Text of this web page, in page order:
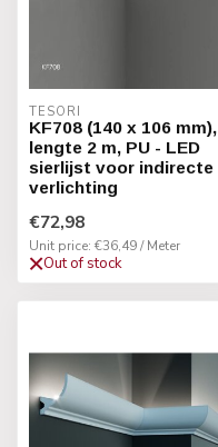
TESORI
KF708 (140 x 106 mm),
lengte 2 m, PU - LED
sierlijst voor indirecte
verlichting
€72,98
Unit price: €36,49 / Meter
Out of stock